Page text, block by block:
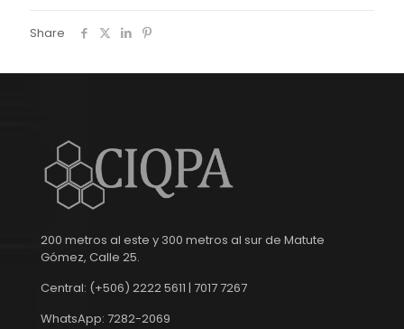
Share
200 metros al este y 300 metros al sur de Matute
Gómez, Calle 25.
Central: (+506) 2222 5611 | 7017 7267
WhatsApp: 7282-2069